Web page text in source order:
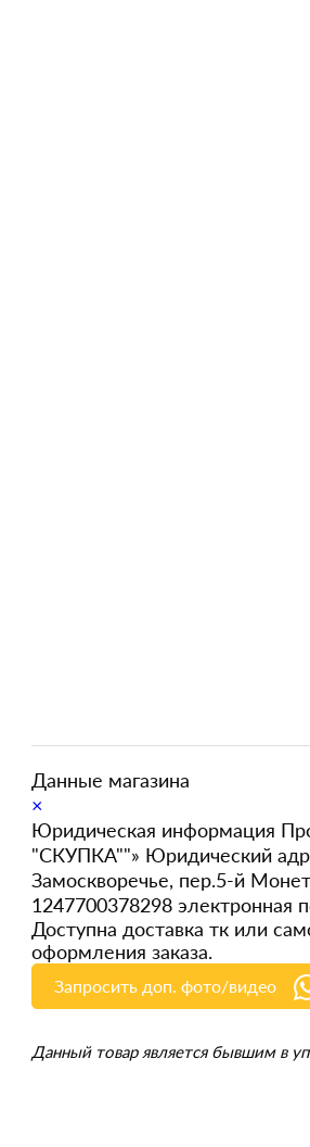
Данные магазина
×
Юридическая информация
"СКУПКА""» Юридический
Замоскворечье, пер.5-й
1247700378298 электронная
Доступна доставка тк или
оформления заказа.
Запросить доп. фото/видео
Данный товар является бывшим в